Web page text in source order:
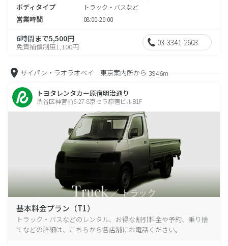
ボディタイプ トラック・バスなど
営業時間 08:00-20:00
6時間まで5,500円
免責補償制度1,100円 03-3341-2603
サイパン・ラオラオベイ 東京案内所から 3946m
トヨタレンタカー原宿明治通り
渋谷区神宮前6-27-8京セラ原宿ビルB1F
基本料金プラン（T1）
トラック・バスなどのレンタル、お得な割引料金や予約、乗り捨
てなどの詳細は、こちらから各店舗にお電話ください。